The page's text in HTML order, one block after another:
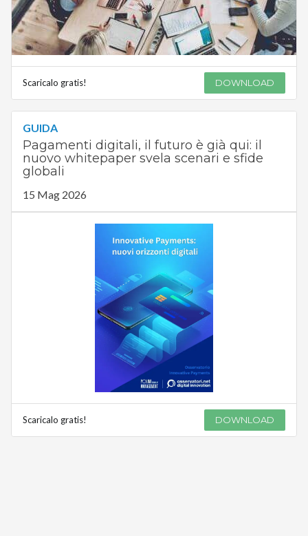
Scaricalo gratis! DOWNLOAD
GUIDA
Pagamenti digitali, il futuro è già qui: il
nuovo whitepaper svela scenari e sfide
globali
15 Mag 2026
Scaricalo gratis! DOWNLOAD